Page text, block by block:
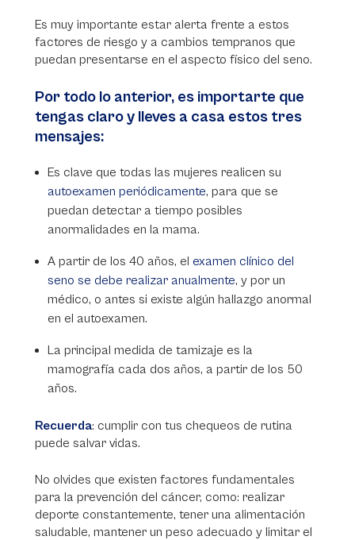
Es muy importante estar alerta frente a estos
factores de riesgo y a cambios tempranos que
puedan presentarse en el aspecto físico del seno.
Por todo lo anterior, es importarte que
tengas claro y lleves a casa estos tres
mensajes:
Es clave que todas las mujeres realicen su
autoexamen periódicamente, para que se
puedan detectar a tiempo posibles
anormalidades en la mama.
A partir de los 40 años, el examen clínico del
seno se debe realizar anualmente, y por un
médico, o antes si existe algún hallazgo anormal
en el autoexamen.
La principal medida de tamizaje es la
mamografía cada dos años, a partir de los 50
años.
Recuerda: cumplir con tus chequeos de rutina
puede salvar vidas.
No olvides que existen factores fundamentales
para la prevención del cáncer, como: realizar
deporte constantemente, tener una alimentación
saludable, mantener un peso adecuado y limitar el